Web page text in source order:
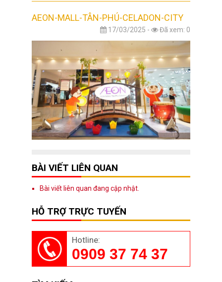
AEON-MALL-TÂN-PHÚ-CELADON-CITY
17/03/2025 - Đã xem: 0
BÀI VIẾT LIÊN QUAN
Bài viết liên quan đang cập nhật.
HỖ TRỢ TRỰC TUYẾN
Hotline:
0909 37 74 37